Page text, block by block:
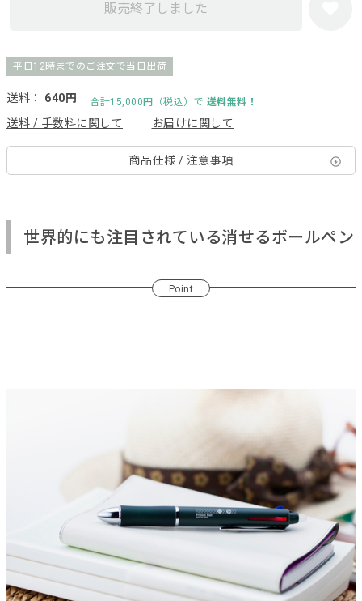
販売終了しました
平日12時までのご注文で当日出荷
送料： 640円 合計15,000円（税込）で 送料無料！
送料 / 手数料に関して お届けに関して
商品仕様 / 注意事項
世界的にも注目されている消せるボールペン
Point